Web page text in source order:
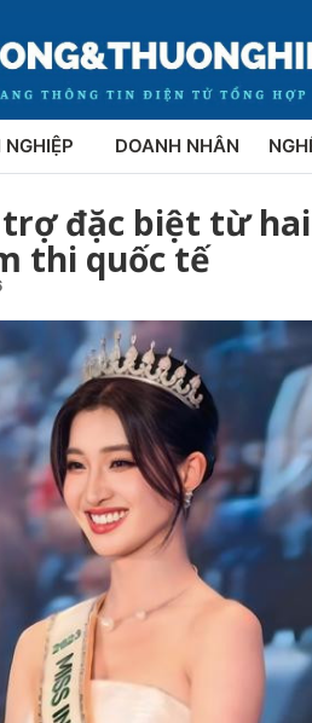
DOANH NHÂN
đặc biệt từ hai
thi quốc tế